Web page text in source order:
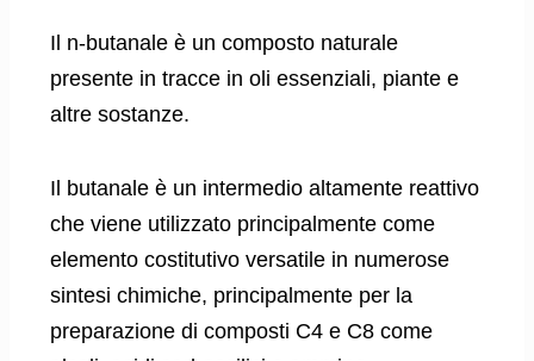
Il n-butanale è un composto naturale
presente in tracce in oli essenziali, piante e
altre sostanze.
Il butanale è un intermedio altamente reattivo
che viene utilizzato principalmente come
elemento costitutivo versatile in numerose
sintesi chimiche, principalmente per la
preparazione di composti C4 e C8 come